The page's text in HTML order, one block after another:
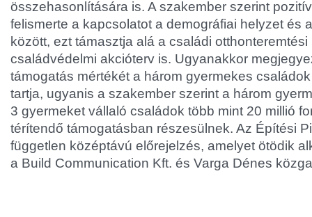
összehasonlítására is. A szakember szerint
felismerte a kapcsolatot a demográfiai helyzet és
között, ezt támasztja alá a családi
családvédelmi akcióterv is. Ugyanakkor
támogatás mértékét a három gyermekes
tartja, ugyanis a szakember szerint a három
3 gyermeket vállaló családok több mint 20 millió
térítendő támogatásban részesülnek. Az Építési
független középtávú előrejelzés, amelyet ötödik
a Build Communication Kft. és Varga Dénes